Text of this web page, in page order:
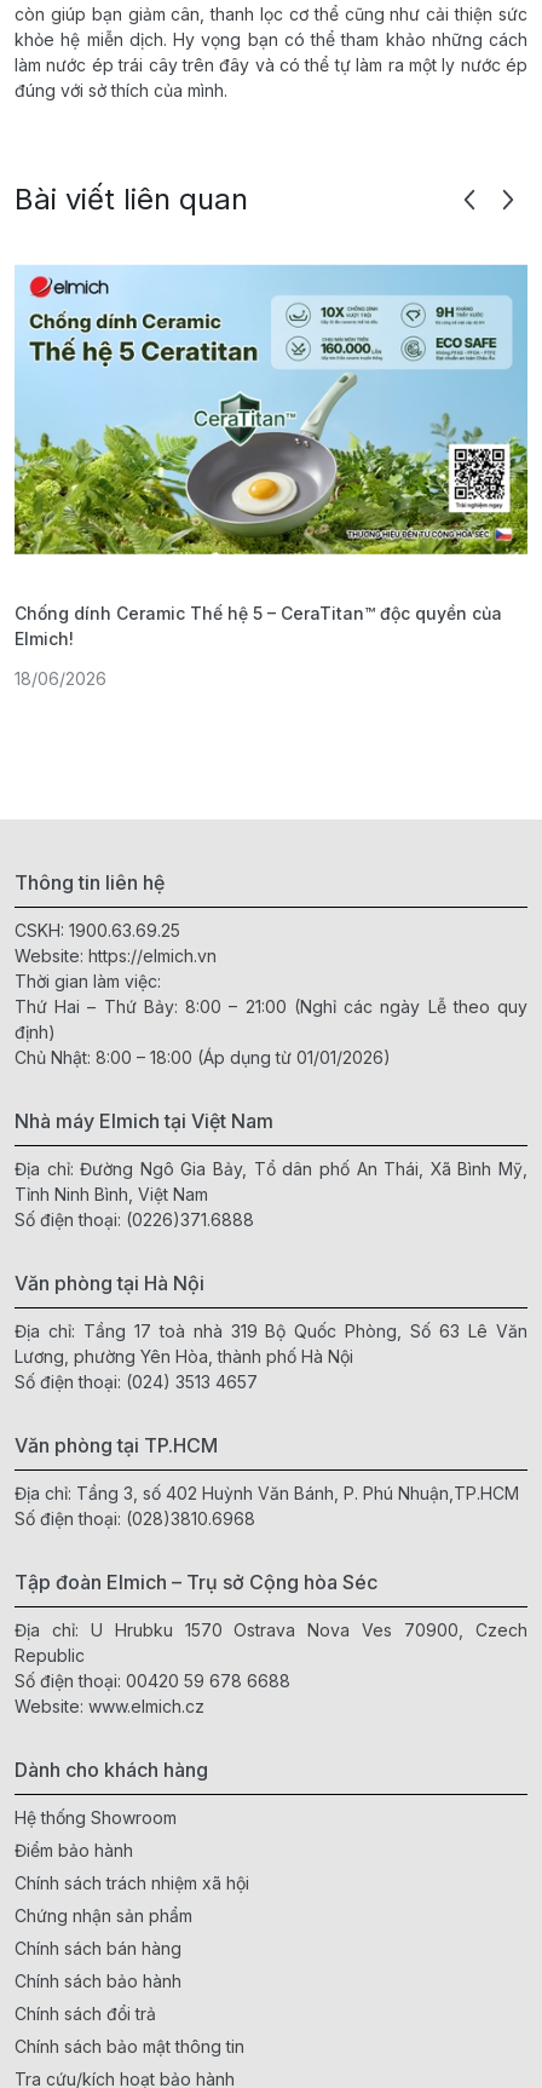
còn giúp bạn giảm cân, thanh lọc cơ thể cũng như cải thiện sức
khỏe hệ miễn dịch. Hy vọng bạn có thể tham khảo những cách
làm nước ép trái cây trên đây và có thể tự làm ra một ly nước ép
đúng với sở thích của mình.
Bài viết liên quan
Chống dính Ceramic Thế hệ 5 – CeraTitan™ độc quyền của
Elmich!
18/06/2026
Thông tin liên hệ
CSKH: 1900.63.69.25
Website: https://elmich.vn
Thời gian làm việc:
Thứ Hai – Thứ Bảy: 8:00 – 21:00 (Nghỉ các ngày Lễ theo quy
định)
Chủ Nhật: 8:00 – 18:00 (Áp dụng từ 01/01/2026)
Nhà máy Elmich tại Việt Nam
Địa chỉ: Đường Ngô Gia Bảy, Tổ dân phố An Thái, Xã Bình Mỹ,
Tỉnh Ninh Bình, Việt Nam
Số điện thoại: (0226)371.6888
Văn phòng tại Hà Nội
Địa chỉ: Tầng 17 toà nhà 319 Bộ Quốc Phòng, Số 63 Lê Văn
Lương, phường Yên Hòa, thành phố Hà Nội
Số điện thoại: (024) 3513 4657
Văn phòng tại TP.HCM
Địa chỉ: Tầng 3, số 402 Huỳnh Văn Bánh, P. Phú Nhuận,TP.HCM
Số điện thoại: (028)3810.6968
Tập đoàn Elmich – Trụ sở Cộng hòa Séc
Địa chỉ: U Hrubku 1570 Ostrava Nova Ves 70900, Czech
Republic
Số điện thoại: 00420 59 678 6688
Website: www.elmich.cz
Dành cho khách hàng
Hệ thống Showroom
Điểm bảo hành
Chính sách trách nhiệm xã hội
Chứng nhận sản phẩm
Chính sách bán hàng
Chính sách bảo hành
Chính sách đổi trả
Chính sách bảo mật thông tin
Tra cứu/kích hoạt bảo hành